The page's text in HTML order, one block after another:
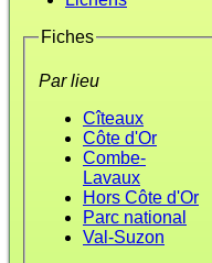
Fiches
Par lieu
Cîteaux
Côte d'Or
Combe-
Lavaux
Hors Côte d'Or
Parc national
Val-Suzon